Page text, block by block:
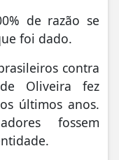
de razão se
foi dado.
contra
Oliveira fez
últimos anos.
fossem